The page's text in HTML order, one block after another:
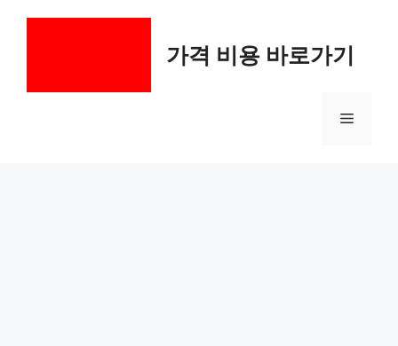
가격 비용 바로가기
메